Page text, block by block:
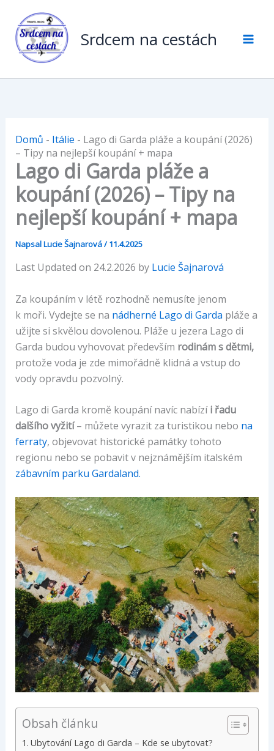
obsah
Srdcem na cestách
Domů - Itálie - Lago di Garda pláže a koupání (2026)
– Tipy na nejlepší koupání + mapa
Lago di Garda pláže a
koupání (2026) – Tipy na
nejlepší koupání + mapa
NapsalLucie Šajnarová/11.4.2025
Last Updated on 24.2.2026 by Lucie Šajnarová
Za koupáním v létě rozhodně nemusíte jenom
k moři. Vydejte se na nádherné Lago di Garda pláže a
užijte si skvělou dovolenou. Pláže u jezera Lago di
Garda budou vyhovovat především rodinám s dětmi,
protože voda je zde mimořádně klidná a vstup do
vody opravdu pozvolný.
Lago di Garda kromě koupání navíc nabízíi řadu
dalšího vyžití– můžete vyrazit za turistikou nebo na
ferraty, objevovat historické památky tohoto
regionu nebo se pobavit v nejznámějším italském
zábavním parku Gardaland.
Obsah článku
Ubytování Lago di Garda – Kde se ubytovat?